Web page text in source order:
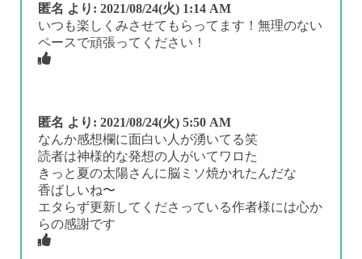
匿名 より: 2021/08/24(火) 1:14 AM
いつも楽しくみさせてもらってます！無理のない
ペースで頑張ってください！
匿名 より: 2021/08/24(火) 5:50 AM
なんか感想欄に面白い人が湧いてる笑
読者は神様的な発想の人がいてワロた
きっと夏の太陽さんに脳ミソ焼かれたんだな
香ばしいね〜
エタらず更新してくださっている作者様には心か
らの感謝です